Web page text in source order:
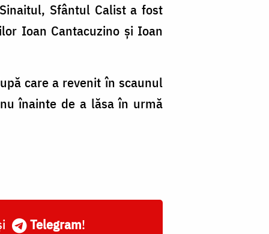
Sfântul Calist a fost
Ioan Cantacuzino și Ioan
care a revenit în scaunul
înainte de a lăsa în urmă
Telegram!